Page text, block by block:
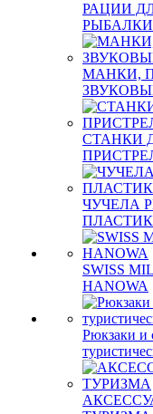
РАЦИИ
РЫБАЛКИ
МАНКИ,
СТАНКИ
ЧУЧЕЛА
SWISS
HANOWA
Рюкзаки и